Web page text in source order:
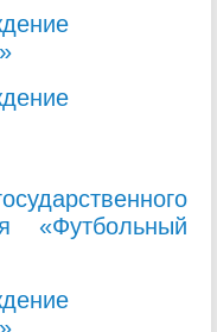
«Футбольный